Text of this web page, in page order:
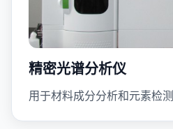
精密光谱分析仪
用于材料成分分析和元素检